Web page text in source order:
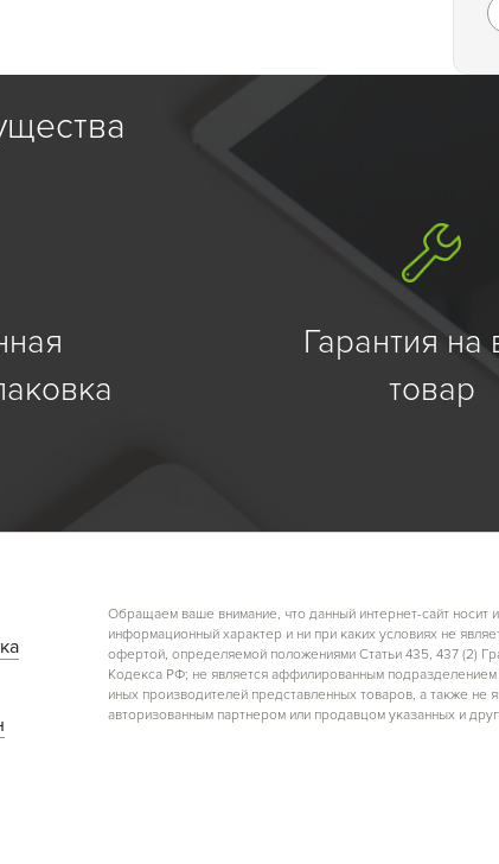
Гарантия на
товар
Обращаем ваше внимание, что данный интернет-сайт носит
информационный характер и ни при каких условиях не
офертой, определяемой положениями Статьи 435, 437 (2)
Кодекса РФ; не является аффилированным
иных производителей представленных товаров, а также не
авторизованным партнером или продавцом указанных и